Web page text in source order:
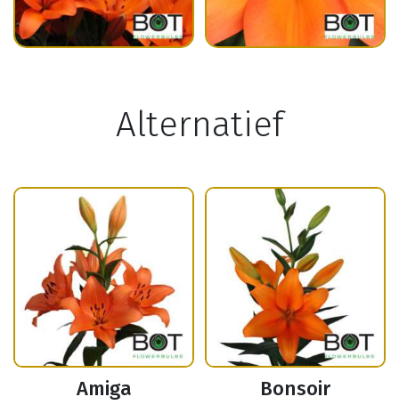
Alternatief
Amiga Bonsoir